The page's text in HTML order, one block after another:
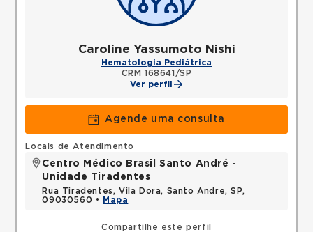
Caroline Yassumoto Nishi
Hematologia Pediátrica
CRM 168641/SP
Ver perfil
Agende uma consulta
Compartilhe este perfil
Locais de Atendimento
Centro Médico Brasil Santo André -
Unidade Tiradentes
Rua Tiradentes, Vila Dora, Santo Andre, SP,
09030560 •
Mapa